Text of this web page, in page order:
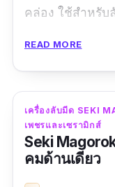
คล่อง ใช้สำหรับ
แขวนไว้หรือเก็บ
READ MORE
เครื่องลับมีด SEKI
เพชรและเซรามิกส์
Seki
คมด้านเดียว